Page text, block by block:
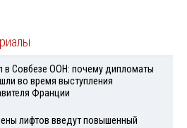
в Совбезе ООН: почему дипломаты
во время выступления
Франции
лифтов введут повышенный